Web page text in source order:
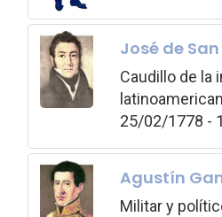
José de
Caudillo de la
25/02/1778 -
Agustín
Militar y